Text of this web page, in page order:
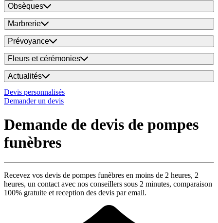
Obsèques
Marbrerie
Prévoyance
Fleurs et cérémonies
Actualités
Devis personnalisés
Demander un devis
Demande de devis de pompes
funèbres
Recevez vos devis de pompes funèbres en moins de 2 heures, 2
heures, un contact avec nos conseillers sous 2 minutes, comparaison
100% gratuite et reception des devis par email.